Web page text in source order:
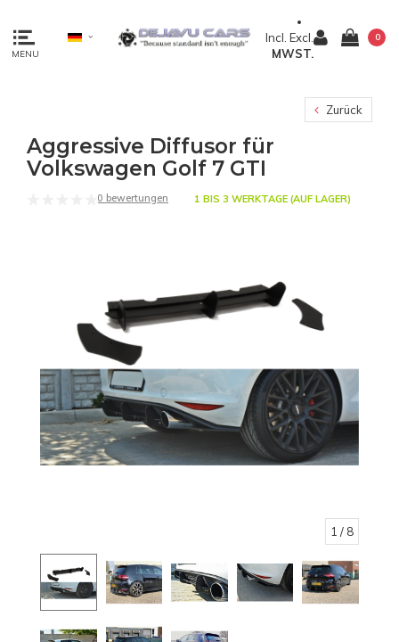
MENU
Incl. Excl.
MWST.
0
Zurück
Aggressive Diffusor für
Volkswagen Golf 7 GTI
0 bewertungen 1 BIS 3 WERKTAGE (AUF LAGER)
1 / 8